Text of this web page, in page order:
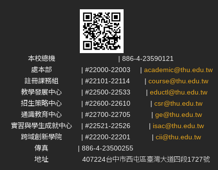
本校總機
| 886-4-23590121
處本部
| #22000-22003 | academic@thu.edu.tw
註冊課務組
| #22101-22114 | course@thu.edu.tw
教學發展中心
| #22500-22533 | eductl@thu.edu.tw
招生策略中心
| #22600-22610 | csr@thu.edu.tw
通識教育中心
| #22700-22705 | ge@thu.edu.tw
實習與學生成就中心
| #22521-22526 | isac@thu.edu.tw
跨域創新學院
| #22200-22201 | cii@thu.edu.tw
傳真
| 886-4-23500255
地址
407224台中市西屯區臺灣大道四段1727號